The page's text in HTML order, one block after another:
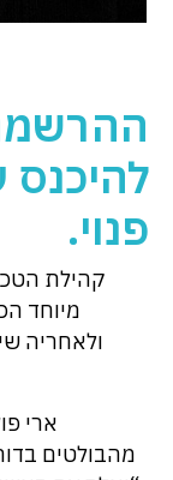
פנוי.
קהילת
מיוחד
ולאחריה
ארי
מהבולטים